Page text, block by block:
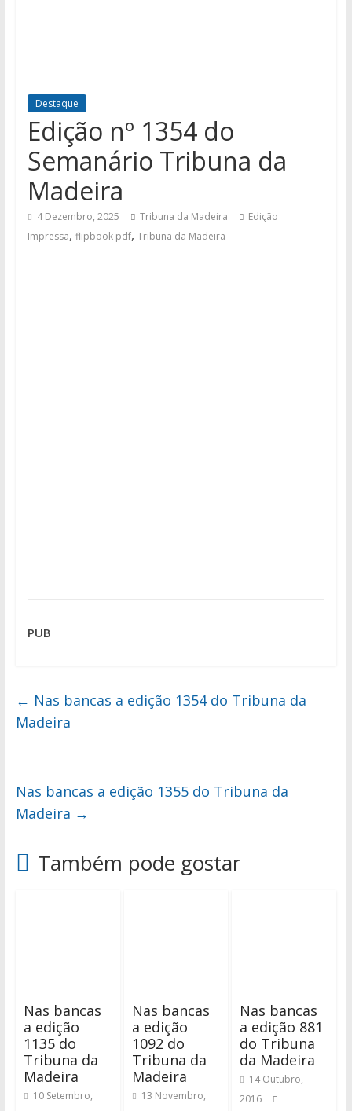
Destaque
Edição nº 1354 do
Semanário Tribuna da
Madeira
4 Dezembro, 2025 Tribuna da Madeira
Edição
Impressa, flipbook pdf, Tribuna da Madeira
PUB
← Nas bancas a edição 1354 do Tribuna da
Madeira
Nas bancas a edição 1355 do Tribuna da
Madeira →
Também pode gostar
Nas bancas
a edição
1135 do
Tribuna da
Madeira
10 Setembro,
Nas bancas
a edição
1092 do
Tribuna da
Madeira
13 Novembro,
Nas bancas
a edição 881
do Tribuna
da Madeira
14 Outubro,
2016